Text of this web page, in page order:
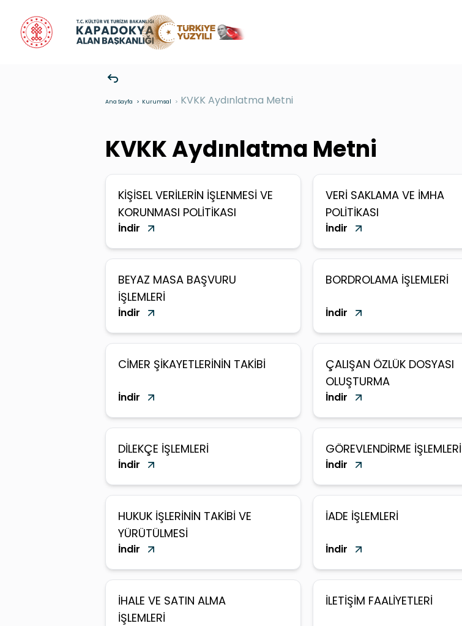
Ana Sayfa > Kurumsal > KVKK Aydınlatma Metni
KVKK Aydınlatma Metni
KİŞİSEL VERİLERİN İŞLENMESİ VE
KORUNMASI POLİTİKASI
İndir
VERİ SAKLAMA VE İMHA
POLİTİKASI
İndir
BEYAZ MASA BAŞVURU
İŞLEMLERİ
İndir
BORDROLAMA İŞLEMLERİ
İndir
CİMER ŞİKAYETLERİNİN TAKİBİ
İndir
ÇALIŞAN ÖZLÜK DOSYASI
OLUŞTURMA
İndir
DİLEKÇE İŞLEMLERİ
İndir
GÖREVLENDİRME İŞLEMLERİ
İndir
HUKUK İŞLERİNİN TAKİBİ VE
YÜRÜTÜLMESİ
İndir
İADE İŞLEMLERİ
İndir
İHALE VE SATIN ALMA
İŞLEMLERİ
İLETİŞİM FAALİYETLERİ